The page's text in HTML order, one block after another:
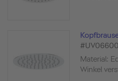
Material:
Winkel